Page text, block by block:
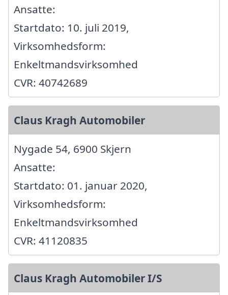
Ansatte:
Startdato: 10. juli 2019,
Virksomhedsform:
Enkeltmandsvirksomhed
CVR: 40742689
Claus Kragh Automobiler
Nygade 54, 6900 Skjern
Ansatte:
Startdato: 01. januar 2020,
Virksomhedsform:
Enkeltmandsvirksomhed
CVR: 41120835
Claus Kragh Automobiler I/S